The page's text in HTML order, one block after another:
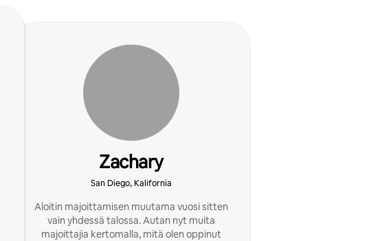
Zachary
San Diego, Kalifornia
Aloitin majoittamisen muutama vuosi sitten
vain yhdessä talossa. Autan nyt muita
majoittajia kertomalla, mitä olen oppinut